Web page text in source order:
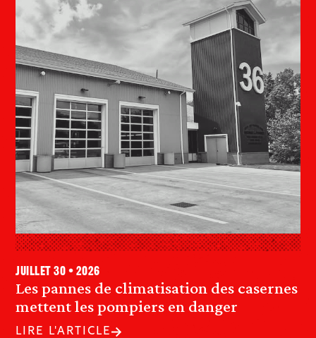
Les pannes de climatisation des casernes
mettent les pompiers en danger
juillet 30 • 2026
LIRE L'ARTICLE